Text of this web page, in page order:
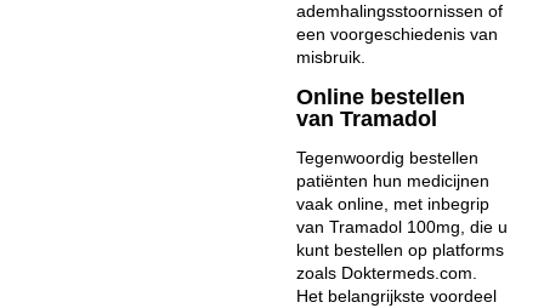
ademhalingsstoornissen of
een voorgeschiedenis van
misbruik.
Online bestellen
van Tramadol
Tegenwoordig bestellen
patiënten hun medicijnen
vaak online, met inbegrip
van Tramadol 100mg, die u
kunt bestellen op platforms
zoals Doktermeds.com.
Het belangrijkste voordeel